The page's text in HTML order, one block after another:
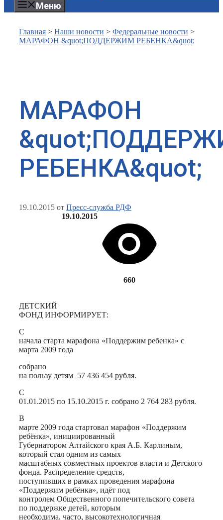
Меню
Главная > Наши новости > Федеральные новости >
МАРАФОН &quot;ПОДДЕРЖИМ РЕБЕНКА&quot;
МАРАФОН
РЕБЕНКА&quot;
19.10.2015 от Пресс-служба РДФ
19.10.2015
660
ДЕТСКИЙ
ФОНД ИНФОРМИРУЕТ:
С
начала старта марафона «Поддержим ребенка» с
марта 2009 года
собрано
на пользу детям 57 436 454 рубля.
С
01.01.2015 по 15.10.2015 г. собрано 2 764 283 рубля.
В
марте 2009 года стартовал марафон «Поддержим
ребёнка», инициированный
Губернатором Алтайского края А.Б. Карлиным,
который стал одним из самых
масштабных совместных проектов власти и Детского
фонда. Распределение средств,
поступивших в рамках проведения марафона
«Поддержим ребёнка», идёт под
контролем Общественного попечительского совета
по поддержке детей, которым
необходима, часто, высокотехнологичная